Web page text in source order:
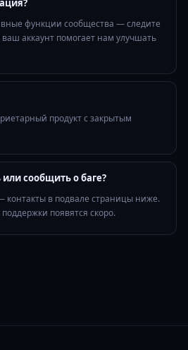
функции сообщества — следите
аккаунт помогает нам улучшать
продукт с закрытым
сообщить о баге?
в подвале страницы ниже.
появятся скоро.